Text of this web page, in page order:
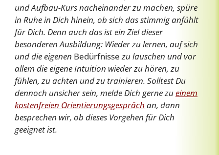
und Aufbau-Kurs nacheinander zu machen, spüre
in Ruhe in Dich hinein, ob sich das stimmig anfühlt
für Dich. Denn auch das ist ein Ziel dieser
besonderen Ausbildung: Wieder zu lernen, auf sich
und die eigenen Bedürfnissezu lauschen und vor
allem die eigene Intuition wieder zu hören, zu
fühlen, zu achten und zu trainieren. Solltest Du
dennoch unsicher sein, melde Dich gerne zueinem
kostenfreien Orientierungsgespräch an, dann
besprechen wir, ob dieses Vorgehen für Dich
geeignet ist.